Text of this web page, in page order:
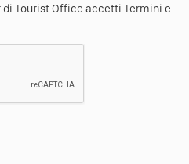
Tourist Office accetti Termini e